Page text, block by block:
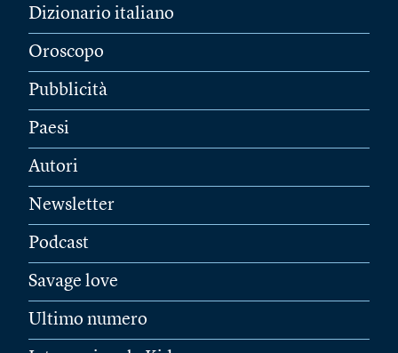
Dizionario italiano
Oroscopo
Pubblicità
Paesi
Autori
Newsletter
Podcast
Savage love
Ultimo numero